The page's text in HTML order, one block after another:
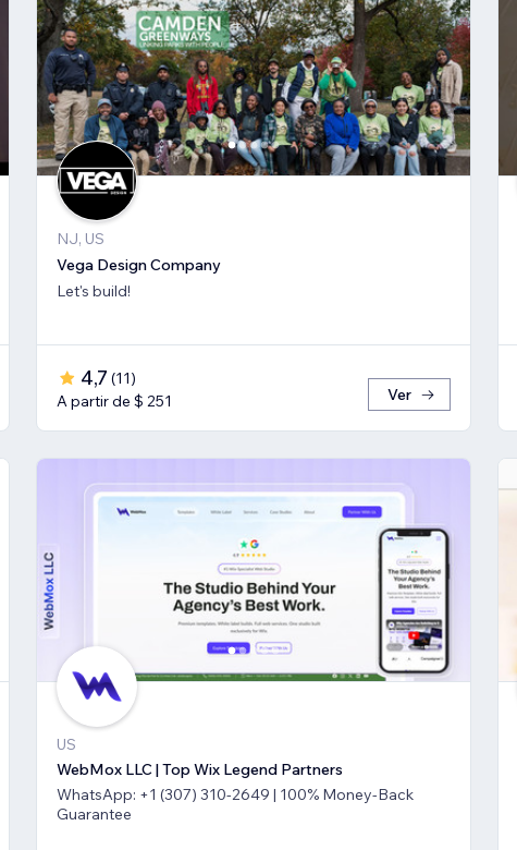
NJ, US
Vega Design Company
Let's build!
4,7 (11)
A partir de $ 251
Ver
US
WebMox LLC | Top Wix Legend Partners
WhatsApp: +1 (307) 310-2649 | 100% Money-Back
Guarantee